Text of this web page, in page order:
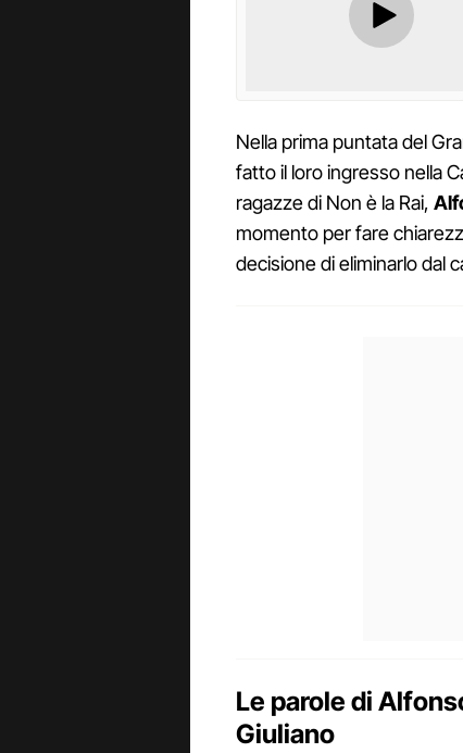
Nella prima puntata del
fatto il loro ingresso nella
ragazze di Non è la Rai,
momento per fare
decisione di eliminarlo dal
Le parole di
Giuliano